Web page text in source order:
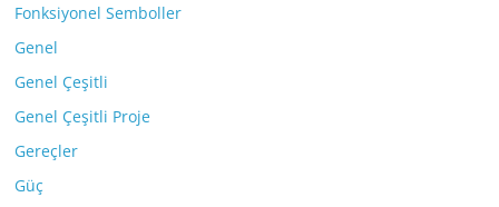
Fonksiyonel Semboller
Genel
Genel Çeşitli
Genel Çeşitli Proje
Gereçler
Güç